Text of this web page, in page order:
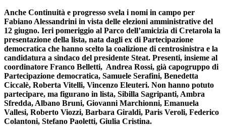
Anche Continuità e progresso svela i nomi in campo per
Fabiano Alessandrini in vista delle elezioni amministrative del
12 giugno. Ieri pomeriggio al Parco dell’amicizia di Cretarola la
presentazione della lista, nata dagli ex di Partecipazione
democratica che hanno scelto la coalizione di centrosinistra e la
candidatura a sindaco del presidente Steat. Presenti, insieme al
coordinatore Franco Belletti, Andrea Rossi, già capogruppo di
Partecipazione democratica, Samuele Serafini, Benedetta
Ciccalè, Roberta Vitelli, Vincenzo Eleuteri. Non hanno potuto
partecipare, ma figurano in lista, Sibilla Sagripanti, Ambra
Sfredda, Albano Bruni, Giovanni Marchionni, Emanuela
Vallesi, Roberto Viozzi, Barbara Giraldi, Paris Veroli, Federico
Colantoni, Stefano Paoletti, Giulia Cristina.